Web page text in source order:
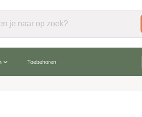
Toebehoren